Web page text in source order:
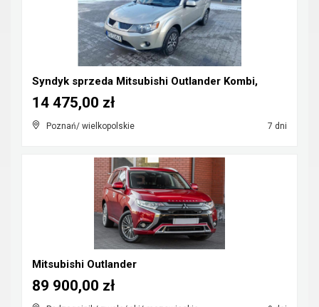
Syndyk sprzeda Mitsubishi Outlander Kombi,
Poznań/ wielkopolskie 7 dni
14 475,00 zł
Mitsubishi Outlander
89 900,00 zł